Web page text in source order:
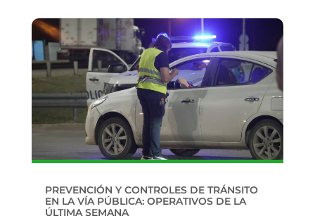
PREVENCIÓN Y CONTROLES DE TRÁNSITO
EN LA VÍA PÚBLICA: OPERATIVOS DE LA
ÚLTIMA SEMANA